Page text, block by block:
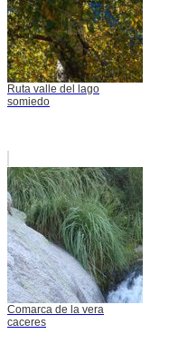
Ruta valle del lago
somiedo
Comarca de la vera
caceres